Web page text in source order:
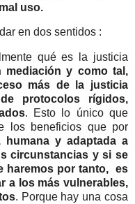
uso.
en dos sentidos :
qué es la justicia
mediación y como tal,
más de la justicia
protocolos rígidos,
. Esto lo único que
los beneficios que por
humana y adaptada a
circunstancias y si se
haremos por tanto, es
a los más vulnerables,
. Porque hay una cosa